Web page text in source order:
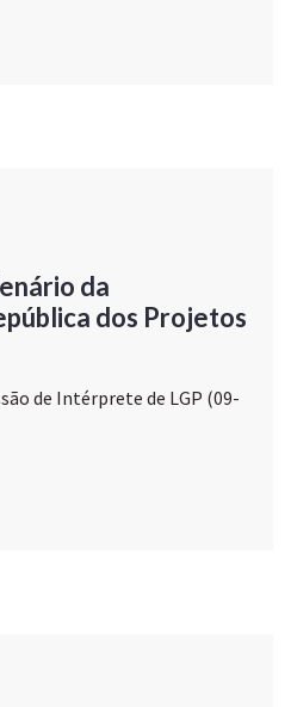
da
dos Projetos
de Intérprete de LGP (09-